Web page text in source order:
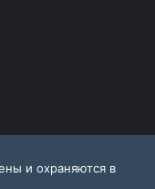
и охраняются в